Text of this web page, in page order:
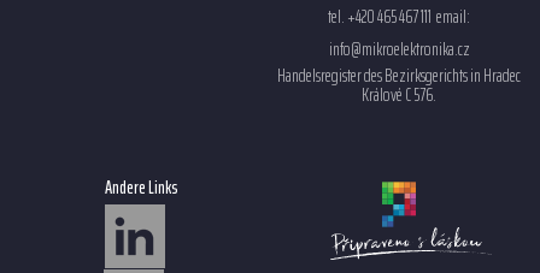
tel. +420 465 467 111 email:
info@mikroelektronika.cz
Handelsregister des Bezirksgerichts in Hradec
Králové C 576.
Andere Links